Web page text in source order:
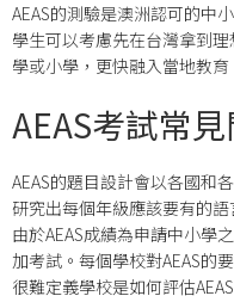
AEAS的測驗是澳洲認可的中
學生可以考慮先在台灣拿到
學或小學，更快融入當地教育
AEAS考試常
AEAS的題目設計會以各國和
研究出每個年級應該要有的
由於AEAS成績為申請中小學
加考試。每個學校對AEAS的
很難定義學校是如何評估